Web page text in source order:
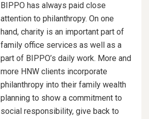
BIPPO has always paid close
attention to philanthropy. On one
hand, charity is an important part of
family office services as well as a
part of BIPPO’s daily work. More and
more HNW clients incorporate
philanthropy into their family wealth
planning to show a commitment to
social responsibility, give back to